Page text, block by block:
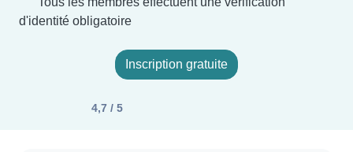
d'identité obligatoire
Inscription gratuite
4,7 / 5